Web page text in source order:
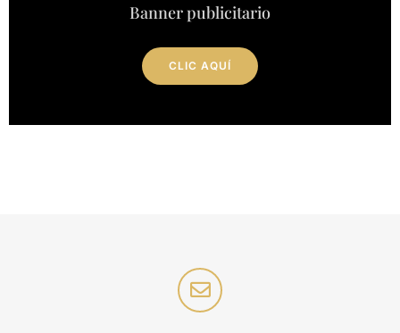
Banner publicitario
CLIC AQUÍ